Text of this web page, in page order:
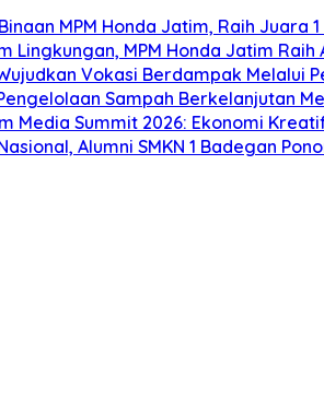
MPM Honda Jatim, Raih Juara
Lingkungan, MPM Honda Jatim Raih
Wujudkan Vokasi Berdampak
Sampah Berkelanjutan
Summit 2026: Ekonomi
Alumni SMKN 1 Badegan